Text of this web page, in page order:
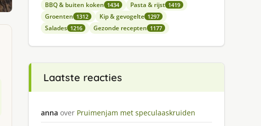
BBQ & buiten koken 1434 Pasta & rijst 1419
Groenten 1312 Kip & gevogelte 1297
Salades 1216 Gezonde recepten 1177
Laatste reacties
anna over Pruimenjam met speculaaskruiden